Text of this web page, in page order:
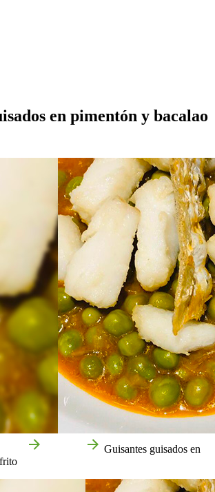
en pimentón y bacalao
Guisantes guisados en